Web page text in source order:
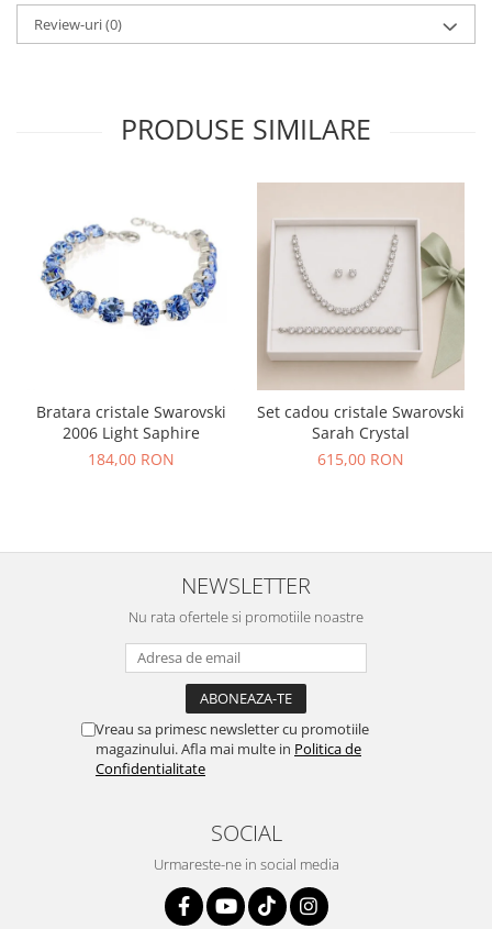
Review-uri(0)
PRODUSE SIMILARE
Bratara cristale Swarovski
2006 Light Saphire
184,00 RON
Set cadou cristale Swarovski
Sarah Crystal
615,00 RON
NEWSLETTER
Nu rata ofertele si promotiile noastre
Vreau sa primesc newsletter cu promotiile
magazinului. Afla mai multe in Politica de
Confidentialitate
SOCIAL
Urmareste-ne in social media